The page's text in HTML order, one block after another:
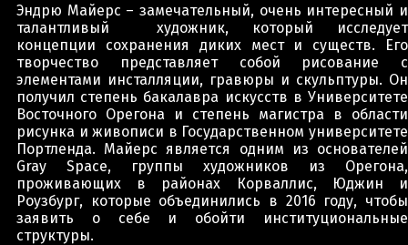
Эндрю Майерс – замечательный, очень интересный и
талантливый художник, который исследует
концепции сохранения диких мест и существ. Его
творчество представляет собой рисование с
элементами инсталляции, гравюры и скульптуры. Он
получил степень бакалавра искусств в Университете
Восточного Орегона и степень магистра в области
рисунка и живописи в Государственном университете
Портленда. Майерс является одним из основателей
Gray Space, группы художников из Орегона,
проживающих в районах Корваллис, Юджин и
Роузбург, которые объединились в 2016 году, чтобы
заявить о себе и обойти институциональные
структуры.